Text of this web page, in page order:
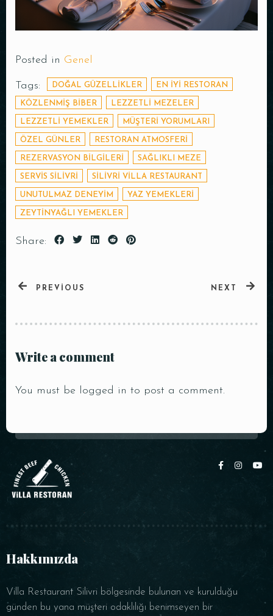
Posted in Genel
Tags: DOĞAL GÜZELLIKLER EN IYI RESTORAN
KÖZLENMIŞ BIBER LEZZETLI MEZELER
LEZZETLI YEMEKLER MÜŞTERI YORUMLARI
ÖZEL GÜNLER RESTORAN ATMOSFERI
REZERVASYON BILGILERI SAĞLIKLI MEZE
SERVIS SILIVRI SILIVRI VILLA RESTAURANT
UNUTULMAZ DENEYIM YAZ YEMEKLERI
ZEYTINYAĞLI YEMEKLER
Share:
PREVIOUS NEXT
Write a comment
You must be logged in to post a comment.
Hakkımızda
Villa Restaurant Silivri bölgesinde bulunan ve kurulduğu
günden bu yana müşteri odaklılığı benimseyen bir